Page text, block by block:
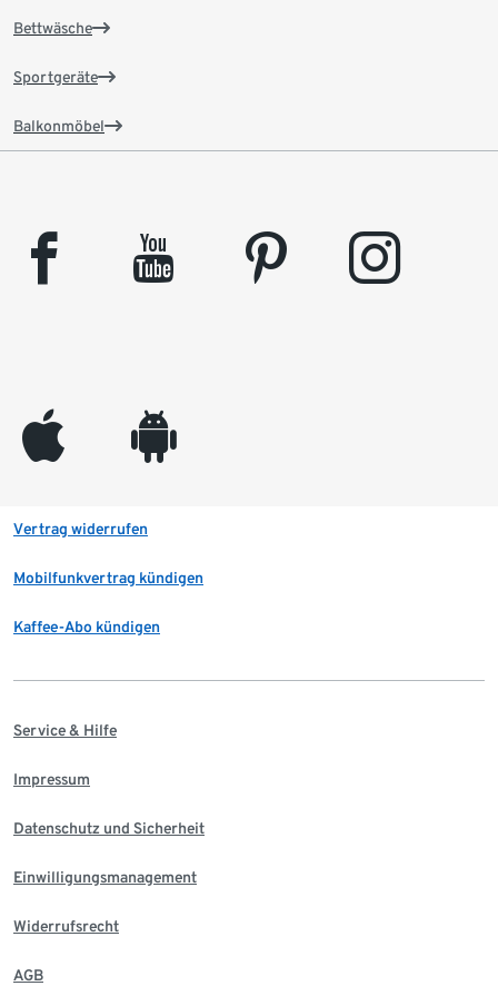
Bettwäsche
Sportgeräte
Balkonmöbel
facebook youtube pinterest instagram
appleinc android
Vertrag widerrufen
Mobilfunkvertrag kündigen
Kaffee-Abo kündigen
Service & Hilfe
Impressum
Datenschutz und Sicherheit
Einwilligungsmanagement
Widerrufsrecht
AGB